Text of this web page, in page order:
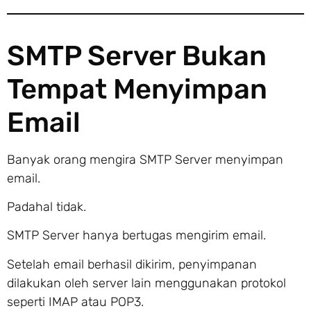
SMTP Server Bukan
Tempat Menyimpan
Email
Banyak orang mengira SMTP Server menyimpan
email.
Padahal tidak.
SMTP Server hanya bertugas mengirim email.
Setelah email berhasil dikirim, penyimpanan
dilakukan oleh server lain menggunakan protokol
seperti IMAP atau POP3.